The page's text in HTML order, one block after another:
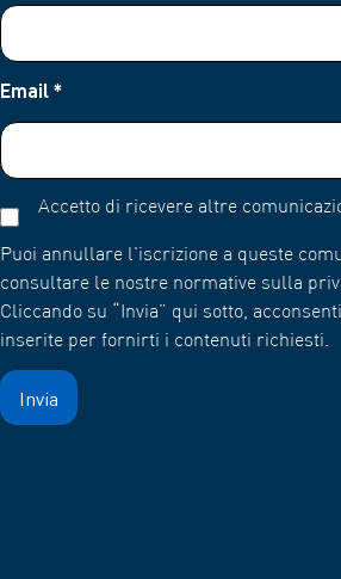
Email*
Accetto di ricevere altre
Puoi annullare l'iscrizione a queste
consultare le nostre normative sulla
Cliccando su “Invia” qui sotto,
inserite per fornirti i contenuti richiesti.